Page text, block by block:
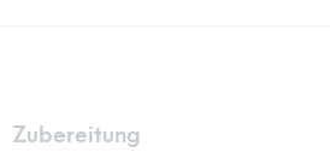
Zubereitung